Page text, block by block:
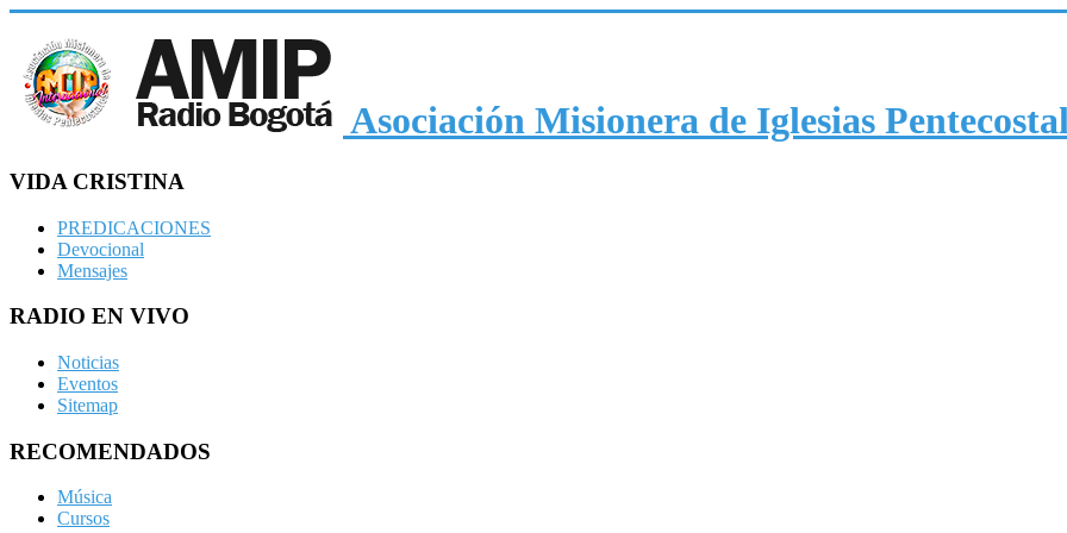
Asociación Misionera de Iglesias
VIDA CRISTINA
PREDICACIONES
Devocional
Mensajes
RADIO EN VIVO
Noticias
Eventos
Sitemap
RECOMENDADOS
Música
Cursos